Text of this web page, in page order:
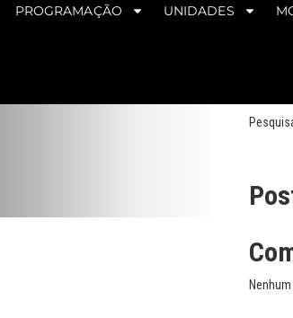
PROGRAMAÇÃO UNIDADES